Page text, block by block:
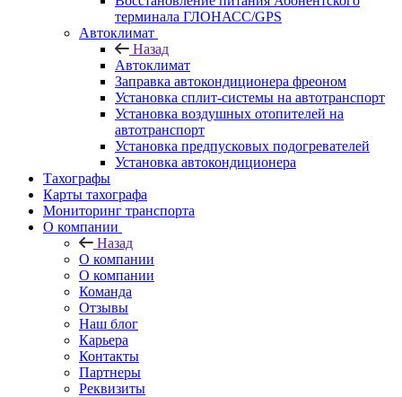
терминала ГЛОНАСС/GPS
Автоклимат
Назад
Автоклимат
Заправка автокондиционера фреоном
Установка сплит-системы на автотранспорт
Установка воздушных отопителей на
автотранспорт
Установка предпусковых подогревателей
Установка автокондиционера
Тахографы
Карты тахографа
Мониторинг транспорта
О компании
Назад
О компании
О компании
Команда
Отзывы
Наш блог
Карьера
Контакты
Партнеры
Реквизиты